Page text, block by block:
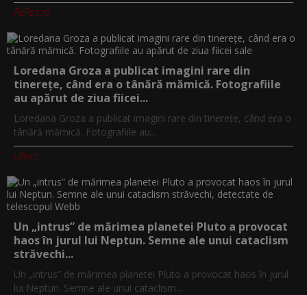
PeRoz.ro
Loredana Groza a publicat imagini rare din
tinerețe, când era o tânără mămică. Fotografiile
au apărut de ziua fiicei...
Loredana Groza a publicat imagini rare din tinerețe, când era o
tânără mămică. Fotografiile au...
Utv.ro
Un „intrus” de mărimea planetei Pluto a provocat
haos în jurul lui Neptun. Semne ale unui cataclism
străvechi...
Un „intrus” de mărimea planetei Pluto a provocat haos în jurul
lui Neptun. Semne ale unui cataclism...